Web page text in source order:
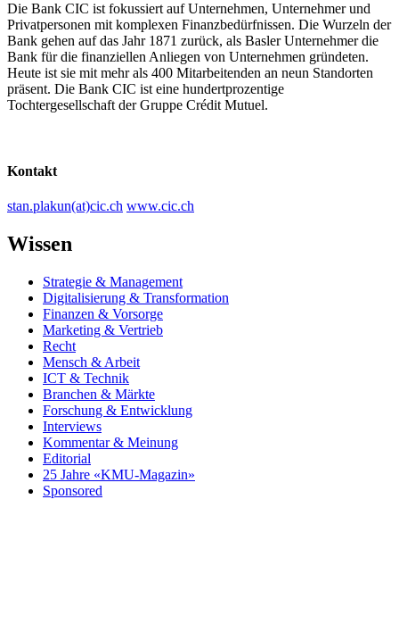
Die Bank CIC ist fokussiert auf Unternehmen, Unter­nehmer und
Privatpersonen mit komplexen Finanzbedürfnissen. Die Wurzeln der
Bank gehen auf das Jahr 1871 zurück, als Basler Unternehmer die
Bank für die finan­ziellen Anliegen von Unternehmen gründeten.
Heute ist sie mit mehr als 400 Mitarbeitenden an neun Standorten
präsent. Die Bank CIC ist eine hundertprozentige
Tochtergesellschaft der Gruppe Crédit Mutuel.
Kontakt
stan.plakun(at)cic.ch www.cic.ch
Wissen
Strategie & Management
Digitalisierung & Transformation
Finanzen & Vorsorge
Marketing & Vertrieb
Recht
Mensch & Arbeit
ICT & Technik
Branchen & Märkte
Forschung & Entwicklung
Interviews
Kommentar & Meinung
Editorial
25 Jahre «KMU-Magazin»
Sponsored